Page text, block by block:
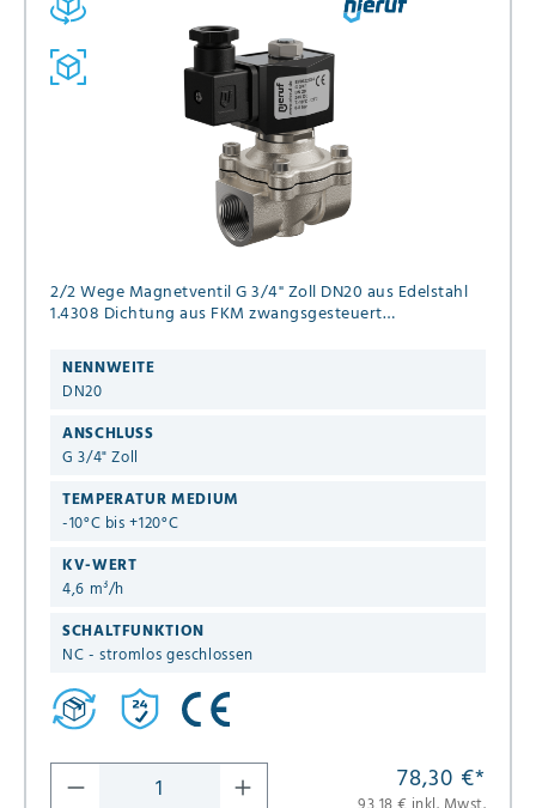
2/2 Wege Magnetventil G 3/4" Zoll DN20 aus Edelstahl
1.4308 Dichtung aus FKM zwangsgesteuert
NENNWEITE
DN20
ANSCHLUSS
G 3/4" Zoll
TEMPERATUR MEDIUM
-10°C bis +120°C
KV-WERT
4,6 m³/h
SCHALTFUNKTION
NC - stromlos geschlossen
78,30 €*